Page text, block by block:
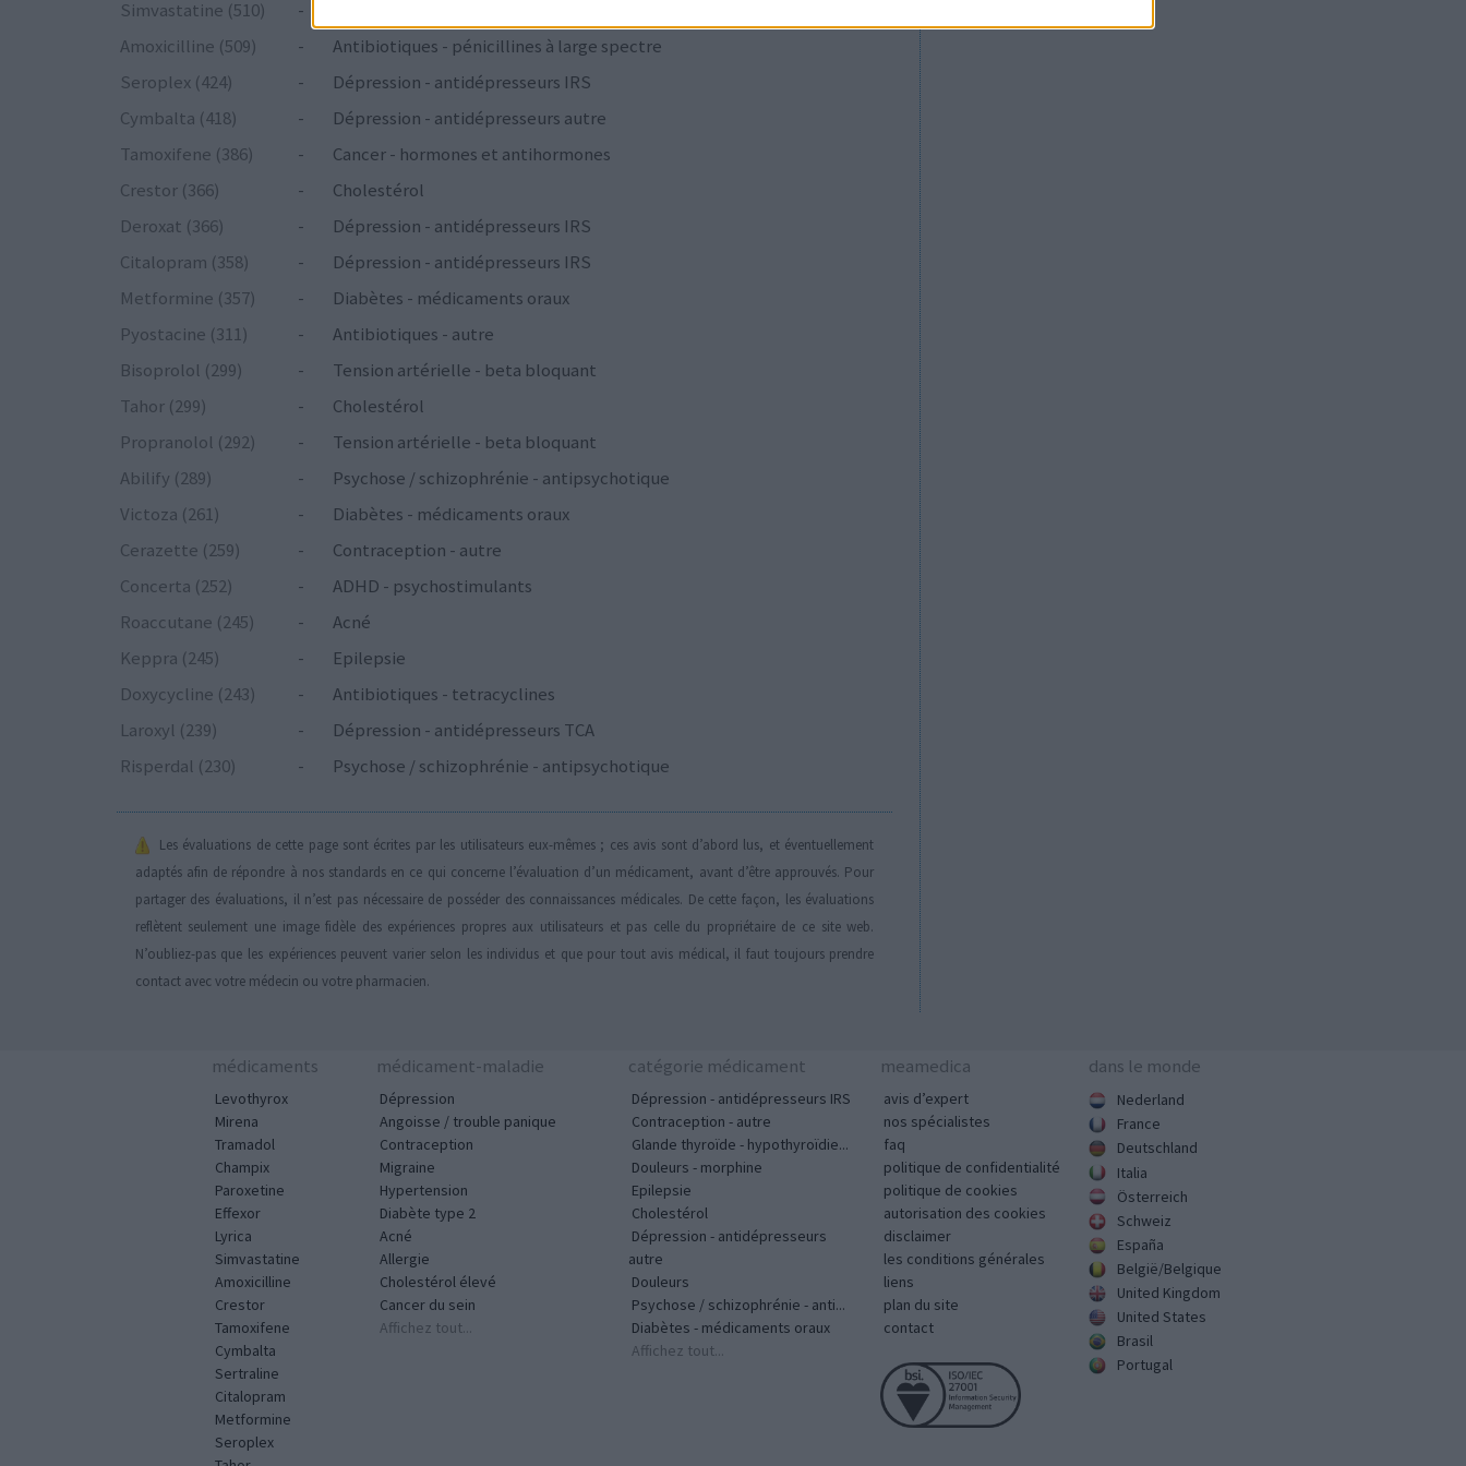
Simvastatine (510)
-
Amoxicilline (509)
-
Antibiotiques - pénicillines à large spectre
Seroplex (424)
-
Dépression - antidépresseurs IRS
Cymbalta (418)
-
Dépression - antidépresseurs autre
Tamoxifene (386)
-
Cancer - hormones et antihormones
Crestor (366)
-
Cholestérol
Deroxat (366)
-
Dépression - antidépresseurs IRS
Citalopram (358)
-
Dépression - antidépresseurs IRS
Metformine (357)
-
Diabètes - médicaments oraux
Pyostacine (311)
-
Antibiotiques - autre
Bisoprolol (299)
-
Tension artérielle - beta bloquant
Tahor (299)
-
Cholestérol
Propranolol (292)
-
Tension artérielle - beta bloquant
Abilify (289)
-
Psychose / schizophrénie - antipsychotique
Victoza (261)
-
Diabètes - médicaments oraux
Cerazette (259)
-
Contraception - autre
Concerta (252)
-
ADHD - psychostimulants
Roaccutane (245)
-
Acné
Keppra (245)
-
Epilepsie
Doxycycline (243)
-
Antibiotiques - tetracyclines
Laroxyl (239)
-
Dépression - antidépresseurs TCA
Risperdal (230)
- Psychose / schizophrénie - antipsychotique
Les évaluations de cette page sont écrites par les utilisateurs eux-mêmes ; ces avis sont d’abord lus, et éventuellement
adaptés afin de répondre à nos standards en ce qui concerne l’évaluation d’un médicament, avant d’être approuvés. Pour
partager des évaluations, il n’est pas nécessaire de posséder des connaissances médicales. De cette façon, les évaluations
reflètent seulement une image fidèle des expériences propres aux utilisateurs et pas celle du propriétaire de ce site web.
N’oubliez-pas que les expériences peuvent varier selon les individus et que pour tout avis médical, il faut toujours prendre
contact avec votre médecin ou votre pharmacien.
médicaments
Levothyrox
Mirena
Tramadol
Champix
Paroxetine
Effexor
Lyrica
Simvastatine
Amoxicilline
Crestor
Tamoxifene
Cymbalta
Sertraline
Citalopram
Metformine
Seroplex
médicament-maladie
Dépression
Angoisse / trouble panique
Contraception
Migraine
Hypertension
Diabète type 2
Acné
Allergie
Cholestérol élevé
Cancer du sein
Affichez tout...
catégorie médicament
Dépression - antidépresseurs IRS
Contraception - autre
Glande thyroïde - hypothyroïdie...
Douleurs - morphine
Epilepsie
Cholestérol
Dépression - antidépresseurs
autre
Douleurs
Psychose / schizophrénie - anti...
Diabètes - médicaments oraux
Affichez tout...
meamedica
avis d’expert
nos spécialistes
faq
politique de confidentialité
politique de cookies
autorisation des cookies
disclaimer
les conditions générales
liens
plan du site
contact
dans le monde
Nederland
France
Deutschland
Italia
Österreich
Schweiz
España
België/Belgique
United Kingdom
United States
Brasil
Portugal